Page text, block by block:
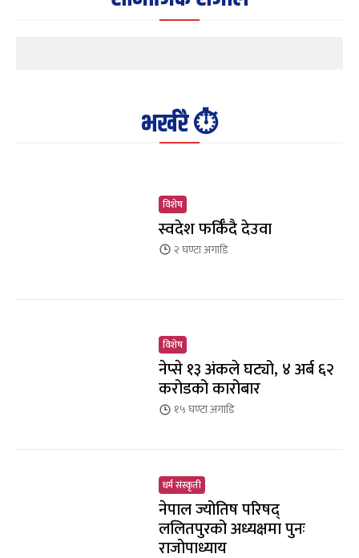
भर्खरै ⏱️
विशेष
स्वदेश फर्किँदै देउवा
२ घण्टाअगाडि
विशेष
नेप्से १३ अंकले घट्यो, ४ अर्ब ६२
करोडको कारोबार
१५ घण्टाअगाडि
धर्म संस्कृती
नेपाल ज्योतिष परिषद्
ललितपुरको अध्यक्षमा पुनः
राजोपाध्याय